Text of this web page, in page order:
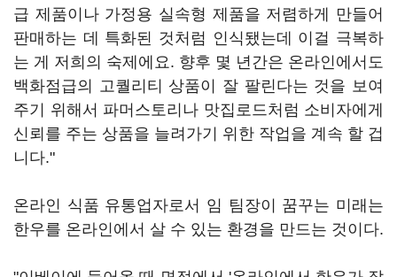
급 제품이나 가정용 실속형 제품을 저렴하게 만들어
판매하는 데 특화된 것처럼 인식됐는데 이걸 극복하
는 게 저희의 숙제에요. 향후 몇 년간은 온라인에서도
백화점급의 고퀄리티 상품이 잘 팔린다는 것을 보여
주기 위해서 파머스토리나 맛집로드처럼 소비자에게
신뢰를 주는 상품을 늘려가기 위한 작업을 계속 할 겁
니다."
온라인 식품 유통업자로서 임 팀장이 꿈꾸는 미래는
한우를 온라인에서 살 수 있는 환경을 만드는 것이다.